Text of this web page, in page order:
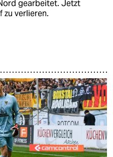
gearbeitet. Jetzt
zu verlieren.